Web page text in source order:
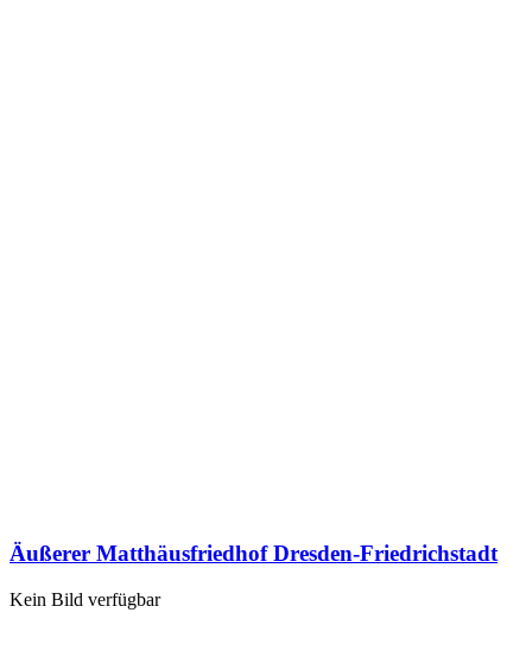
Äußerer Matthäusfriedhof Dresden-Friedrichstadt
Kein Bild verfügbar